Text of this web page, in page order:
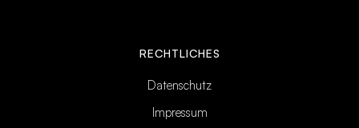
RECHTLICHES
Datenschutz
Impressum